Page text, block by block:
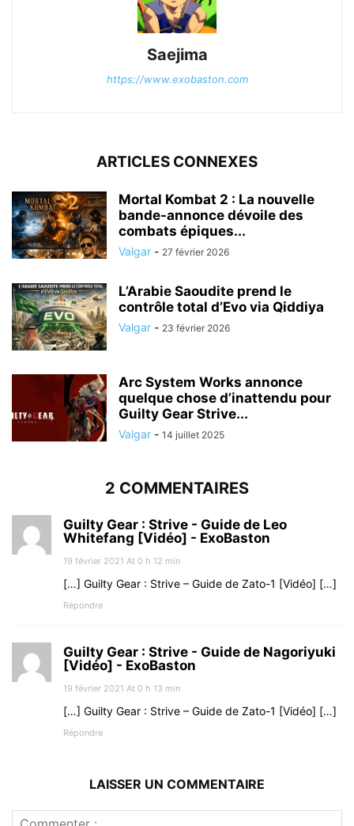
Saejima
https://www.exobaston.com
ARTICLES CONNEXES
Mortal Kombat 2 : La nouvelle
bande-annonce dévoile des
combats épiques...
Valgar - 27 février 2026
L’Arabie Saoudite prend le
contrôle total d’Evo via Qiddiya
Valgar - 23 février 2026
Arc System Works annonce
quelque chose d’inattendu pour
Guilty Gear Strive...
Valgar - 14 juillet 2025
2 COMMENTAIRES
Guilty Gear : Strive - Guide de Leo
Whitefang [Vidéo] - ExoBaston
19 février 2021 At 0 h 12 min
[…] Guilty Gear : Strive – Guide de Zato-1 [Vidéo] […]
Répondre
Guilty Gear : Strive - Guide de Nagoriyuki
[Vidéo] - ExoBaston
19 février 2021 At 0 h 13 min
[…] Guilty Gear : Strive – Guide de Zato-1 [Vidéo] […]
Répondre
LAISSER UN COMMENTAIRE